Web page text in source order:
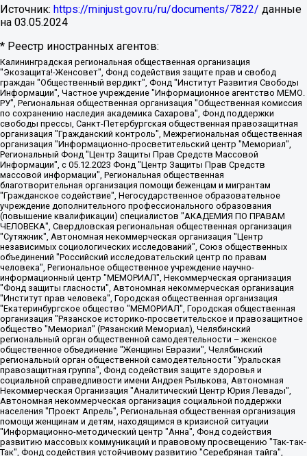
Источник: https://minjust.gov.ru/ru/documents/7822/ данные
на 03.05.2024
* Реестр иностранных агентов:
Калининградская региональная общественная организация "Экозащита!-Женсовет", Фонд содействия защите прав и свобод граждан "Общественный вердикт", Фонд "Институт Развития Свободы Информации", Частное учреждение "Информационное агентство МЕМО. РУ", Региональная общественная организация "Общественная комиссия по сохранению наследия академика Сахарова", Фонд поддержки свободы прессы, Санкт-Петербургская общественная правозащитная организация "Гражданский контроль", Межрегиональная общественная организация "Информационно-просветительский центр "Мемориал", Региональный Фонд "Центр Защиты Прав Средств Массовой Информации", с 05.12.2023 Фонд "Центр Защиты Прав Средств массовой информации", Региональная общественная благотворительная организация помощи беженцам и мигрантам "Гражданское содействие", Негосударственное образовательное учреждение дополнительного профессионального образования (повышение квалификации) специалистов "АКАДЕМИЯ ПО ПРАВАМ ЧЕЛОВЕКА", Свердловская региональная общественная организация "Сутяжник", Автономная некоммерческая организация "Центр независимых социологических исследований", Союз общественных объединений "Российский исследовательский центр по правам человека", Региональное общественное учреждение научно-информационный центр "МЕМОРИАЛ", Некоммерческая организация "Фонд защиты гласности", Автономная некоммерческая организация "Институт прав человека", Городская общественная организация "Екатеринбургское общество "МЕМОРИАЛ", Городская общественная организация "Рязанское историко-просветительское и правозащитное общество "Мемориал" (Рязанский Мемориал), Челябинский региональный орган общественной самодеятельности – женское общественное объединение "Женщины Евразии", Челябинский региональный орган общественной самодеятельности "Уральская правозащитная группа", Фонд содействия защите здоровья и социальной справедливости имени Андрея Рылькова, Автономная Некоммерческая Организация "Аналитический Центр Юрия Левады", Автономная некоммерческая организация социальной поддержки населения "Проект Апрель", Региональная общественная организация помощи женщинам и детям, находящимся в кризисной ситуации "Информационно-методический центр "Анна", Фонд содействия развитию массовых коммуникаций и правовому просвещению "Так-так-Так", Фонд содействия устойчивому развитию "Серебряная тайга", Свердловский региональный общественный фонд социальных проектов "Новое время", "Idel.Реалии", Кавказ.Реалии, Крым.Реалии, Телеканал Настоящее Время, Татаро-башкирская служба Радио Свобода (Azatliq Radiosi), Радио Свободная Европа/Радио Свобода (PCE/PC), "Сибирь.Реалии", "Фактограф", Благотворительный фонд помощи осужденным и их семьям, Автономная некоммерческая организация "Институт глобализации и социальных движений", Фонд "В защиту прав заключенных", Частное учреждение "Центр поддержки и содействия развитию средств массовой информации", Пензенский региональный общественный благотворительный фонд "Гражданский союз", "Север.Реалии", Некоммерческая организация Фонд "Правовая инициатива", Общество с ограниченной ответственностью "Радио Свободная Европа/Радио Свобода", Чешское информационное агентство "MEDIUM-ORIENT", Красноярская региональная общественная организация "Мы против СПИДа", Камалягин Денис Николаевич, Маркелов Сергей Евгеньевич, Пономарев Лев Александрович, Савицкая Людмила Алексеевна, Автономная некоммерческая организация "Центр по работе с проблемой насилия "НАСИЛИЮ.НЕТ", Межрегиональный профессиональный союз работников здравоохранения "Альянс врачей", Юридическое лицо, зарегистрированное в Латвийской Республике, SIA "Medusa Project" (регистрационный номер 40103797863, дата регистрации 10.06.2014), Некоммерческая организация "Фонд по борьбе с коррупцией", Автономная некоммерческая организация "Институт права и публичной политики", Баданин Роман Сергеевич, Гликин Максим Александрович, Железнова Мария Михайловна, Лукьянова Юлия Сергеевна, Маетная Елизавета Витальевна, Маняхин Петр Борисович, Чуракова Ольга Владимировна, Ярош Юлия Петровна, Юридическое лицо "The Insider SIA", зарегистрированное в Риге, Латвийская Республика (дата регистрации 26.06.2015), являющееся администратором доменного имени интернет-издания "The Insider SIA", https://theins.ru, Постернак Алексей Евгеньевич, Рубин Михаил Аркадьевич, Анин Роман Александрович, Юридическое лицо Istories fonds, зарегистрированное в Латвийской Республике (регистрационный номер 50008295751, дата регистрации 24.02.2020), Великовский Дмитрий Александрович, Долинина Ирина Николаевна, Мароховская Алеся Алексеевна, Шлейнов Роман Юрьевич, Шмагун Олеся Валентиновна, Общество с ограниченной ответственностью "Альтаир 2021", Общество с ограниченной ответственностью "Вега 2021", Общество с ограниченной ответственностью "Главный редактор 2021", Общество с ограниченной ответственностью "Ромашки монолит", Важенков Артем Валерьевич, Ивановская областная общественная организация "Центр гендерных исследований", Гурман Юрий Альбертович, Медиапроект "ОВД-Инфо", Егоров Владимир Владимирович, Жилинский Владимир Александрович, Общество с ограниченной ответственностью "ЗП", Иванова София Юрьевна, Карезина Инна Павловна, Кильтау Екатерина Викторовна, Петров Алексей Викторович, Пискунов Сергей Евгеньевич, Смирнов Сергей Сергеевич, Тихонов Михаил Сергеевич, Общество с ограниченной ответственностью "ЖУРНАЛИСТ-ИНОСТРАННЫЙ АГЕНТ", Арапова Галина Юрьевна, Вольтская Татьяна Анатольевна, Американская компания "Mason G.E.S. Anonymous Foundation" (США), являющаяся владельцем интернет-издания https://mnews.world/, Компания "Stichting Bellingcat", зарегистрированная в Нидерландах (дата регистрации 11.07.2018), Захаров Андрей Вячеславович, Клепиковская Екатерина Дмитриевна, Общество с ограниченной ответственностью "МЕМО", Перл Роман Александрович, Симонов Евгений Алексеевич, Соловьева Елена Анатольевна, Сотников Даниил Владимирович, Сурначева Елизавета Дмитриевна, Автономная некоммерческая организация по защите прав человека и информированию населения "Якутия – Наше Мнение", Общество с ограниченной ответственностью "Москоу диджитал медиа", с 26.01.2023 Общество с ограниченной ответственностью "Чайка Белые сады", Ветошкина Валерия Валерьевна, Заговора Максим Александрович, Межрегиональное общественное движение "Российская ЛГБТ - сеть", Оленичев Максим Владимирович, Павлов Иван Юрьевич, Скворцова Елена Сергеевна, Общество с ограниченной ответственностью "Как бы инагент", Кочетков Игорь Викторович, Общество с ограниченной ответственностью "Честные выборы", Еланчик Олег Александрович, Общество с ограниченной ответственностью "Нобелевский призыв", Гималова Регина Эмилевна, Григорьев Андрей Валерьевич, Григорьева Алина Александровна, Ассоциация по содействию защите прав призывников, альтернативнослужащих и военнослужащих "Правозащитная группа "Гражданин.Армия.Право", Хисамова Регина Фаритовна, Автономная некоммерческая организация по реализации социально-правовых программ "Лилит", Дальневосточное общественное движение "Маяк", Санкт-Петербургская ЛГБТ-инициативная группа "Выход", Инициативная группа ЛГБТ+ "Реверс", Алексеев Андрей Викторович, Бекбулатова Таисия Львовна, Беляев Иван Михайлович, Владыкина Елена Сергеевна, Гельман Марат Александрович, Никульшина Вероника Юрьевна, Толоконникова Надежда Андреевна, Шендерович Виктор Анатольевич, Общество с ограниченной ответственностью "Данное сообщение", Общество с ограниченной ответственностью Издательский дом "Новая глава", Айнбиндер Александра Александровна, Московский комьюнити-центр для ЛГБТ+инициатив, Благотворительный фонд развития филантропии, Deutsche Welle (Германия, Kurt-Schumacher-Strasse 3, 53113 Bonn), Борзунова Мария Михайловна, Воробьев Виктор Викторович, Голубева Анна Львовна, Константинова Алла Михайловна, Малкова Ирина Владимировна, Мурадов Мурад Абдулгалимович, Осетинская Елизавета Николаевна, Понасенков Евгений Николаевич, Ганапольский Матвей Юрьевич, Киселев Евгений Алексеевич, Борухович Ирина Григорьевна, Дремин Иван Тимофеевич, Дубровский Дмитрий Викторович, Красноярская региональная общественная организация поддержки и развития альтернативных образовательных технологий и межкультурных коммуникаций "ИНТЕРРА", Маяковская Екатерина Алексеевна, Фейгин Марк Захарович, Филимонов Андрей Викторович, Дзугкоева Регина Николаевна, Доброхотов Роман Александрович, Дудь Юрий Александрович, Елкин Сергей Владимирович, Кругликов Кирилл Игоревич, Сабунаева Мария Леонидовна, Семенов Алексей Владимирович, Шаинян Карен Багратович, Шульман Екатерина Михайловна, Асафьев Артур Валерьевич, Вахштайн Виктор Семенович, Венедиктов Алексей Алексеевич, Лушникова Екатерина Евгеньевна, Волков Леонид Михайлович, Невзоров Александр Глебович, Пархоменко Сергей Борисович, Сироткин Ярослав Николаевич, Кара-Мурза Владимир Владимирович, Баранова Наталья Владимировна, Гозман Леонид Яковлевич, Кагарлицкий Борис Юльевич, Климарев Михаил Валерьевич, Милов Владимир Станиславович, Автономная некоммерческая организация Краснодарский центр современного искусства "Типография", Моргенштерн Алишер Тагирович, Соболь Любовь Эдуардовна, Общество с ограниченной ответственностью "ЛИЗА НОРМ", Каспаров Гарри Кимович, Ходорковский Михаил Борисович, Общество с ограниченной ответственностью "Апрельские тезисы", Данилович Ирина Брониславовна, Кашин Олег Владимирович, Петров Николай Владимирович, Пивоваров Алексей Владимирович, Соколов Михаил Владимирович, Цветкова Юлия Владимировна, Чичваркин Евгений Александрович, Комитет против пыток/Команда против пыток, Общество с ограниченной ответственностью "Первый научный", Общество с ограниченной ответственностью "Вертолет и ко", Белоцерковская Вероника Борисовна, Кац Максим Евгеньевич, Лазарева Татьяна Юрьевна, Шаведдинов Руслан Табризович, Яшин Илья Валерьевич, Общество с ограниченной ответственностью "Иноагент ААВ", Алешковский Дмитрий Петрович, Альбац Евгения Марковна, Быков Дмитрий Львович, Галямина Юлия Евгеньевна, Лойко Сергей Леонидович, Мартынов Кирилл Константинович, Медведев Сергей Александрович, Крашенинников Федор Геннадиевич, Гордеева Катерина Вл